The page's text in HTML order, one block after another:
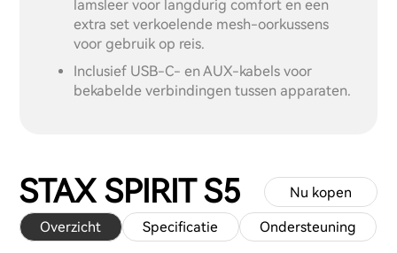
lamsleer voor langdurig comfort en een
extra set verkoelende mesh-oorkussens
voor gebruik op reis.
Inclusief USB-C- en AUX-kabels voor
bekabelde verbindingen tussen apparaten.
STAX SPIRIT S5
Overzicht Specificatie Ondersteuning
Nu kopen